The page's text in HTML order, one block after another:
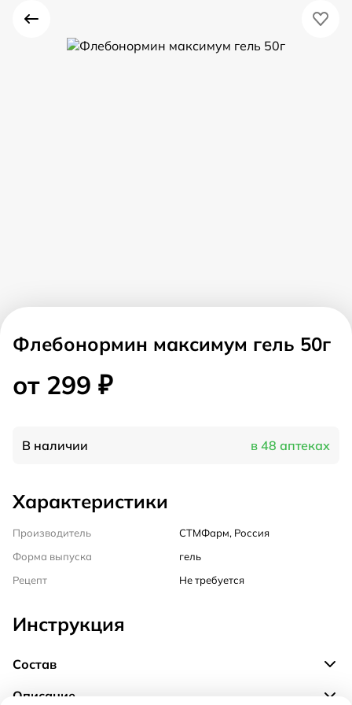
Флебонормин максимум гель 50г
от 299 ₽
В наличии в 48 аптеках
Характеристики
Производитель
СТМФарм, Россия
Форма выпуска
гель
Рецепт
Не требуется
Инструкция
Состав
Описание